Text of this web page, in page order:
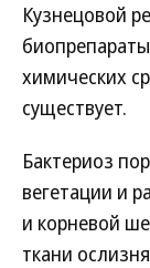
Кузнецовой
химических
существует.
Бактериоз
вегетации и
и корневой
ткани